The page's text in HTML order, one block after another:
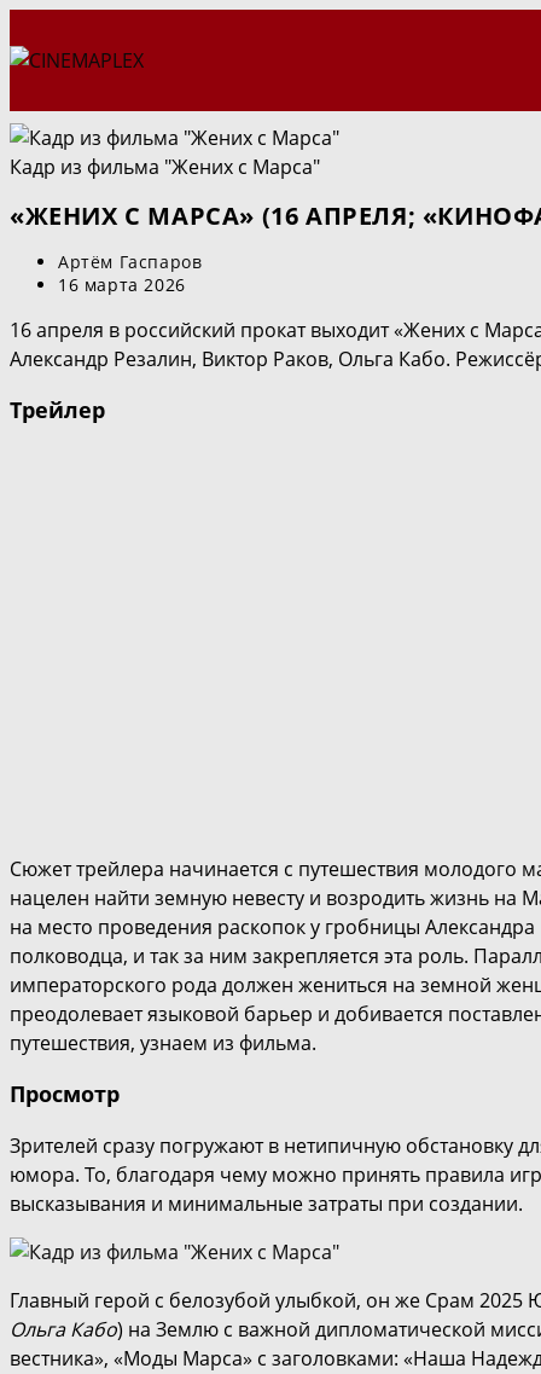
к
Кадр из фильма "Жених с Марса"
«ЖЕНИХ С МАРСА» (16 АПРЕЛЯ;
Автор
записи:
Артём Гаспаров
Запись
16 марта 2026
16 апреля в российский прокат выходит «Жених с
Александр Резалин, Виктор Раков, Ольга Кабо.
Трейлер
Сюжет трейлера начинается с путешествия
нацелен найти земную невесту и возродить жизнь на
на место проведения раскопок у гробницы
полководца, и так за ним закрепляется эта роль.
императорского рода должен жениться на земной
преодолевает языковой барьер и добивается
путешествия, узнаем из фильма.
Просмотр
Зрителей сразу погружают в нетипичную обстановку
юмора. То, благодаря чему можно принять правила
высказывания и минимальные затраты при создании.
Главный герой с белозубой улыбкой, он же Срам 2025
Ольга Кабо) на Землю с важной дипломатической
вестника», «Моды Марса» с заголовками: «Наша